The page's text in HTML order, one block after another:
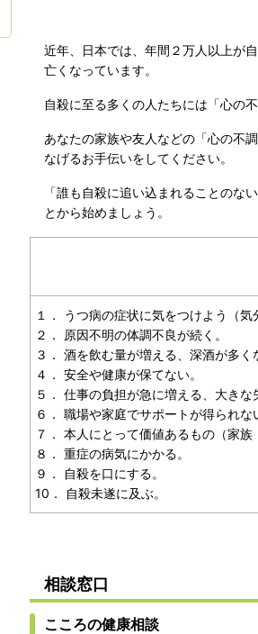
近年、日本では、年間２万人以上が
亡くなっています。
自殺に至る多くの人たちには「心の
あなたの家族や友人などの「心の不
なげるお手伝いをしてください。
「誰も自殺に追い込まれることのな
とから始めましょう。
１． うつ病の症状に気をつけよう（
２． 原因不明の体調不良が続く。
３． 酒を飲む量が増える、深酒が多く
４． 安全や健康が保てない。
５． 仕事の負担が急に増える、大きな
６． 職場や家庭でサポートが得られな
７． 本人にとって価値あるもの（家族
８． 重症の病気にかかる。
９． 自殺を口にする。
10． 自殺未遂に及ぶ。
相談窓口
こころの健康相談